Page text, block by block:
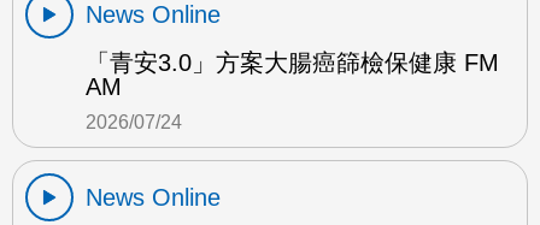
News Online
「青安3.0」方案大腸癌篩檢保健康 FM
AM
2026/07/24
News Online